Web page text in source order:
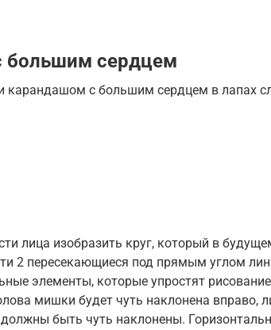
сердцем
с большим сердцем в лапах
лица изобразить круг, который в
2 пересекающиеся под прямым углом
элементы, которые упростят
мишки будет чуть наклонена вправо,
должны быть чуть наклонены.